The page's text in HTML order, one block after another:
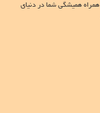
همیشگی شما در دنیای